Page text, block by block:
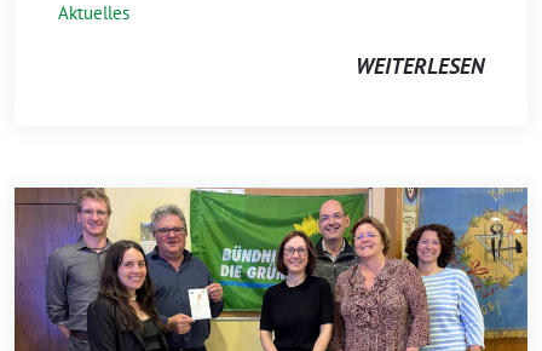
Aktuelles
WEITERLESEN